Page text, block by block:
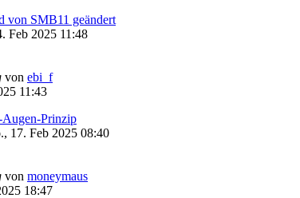
von SMB11 geändert
Feb 2025 11:48
von ebi_f
11:43
Prinzip
17. Feb 2025 08:40
von moneymaus
18:47